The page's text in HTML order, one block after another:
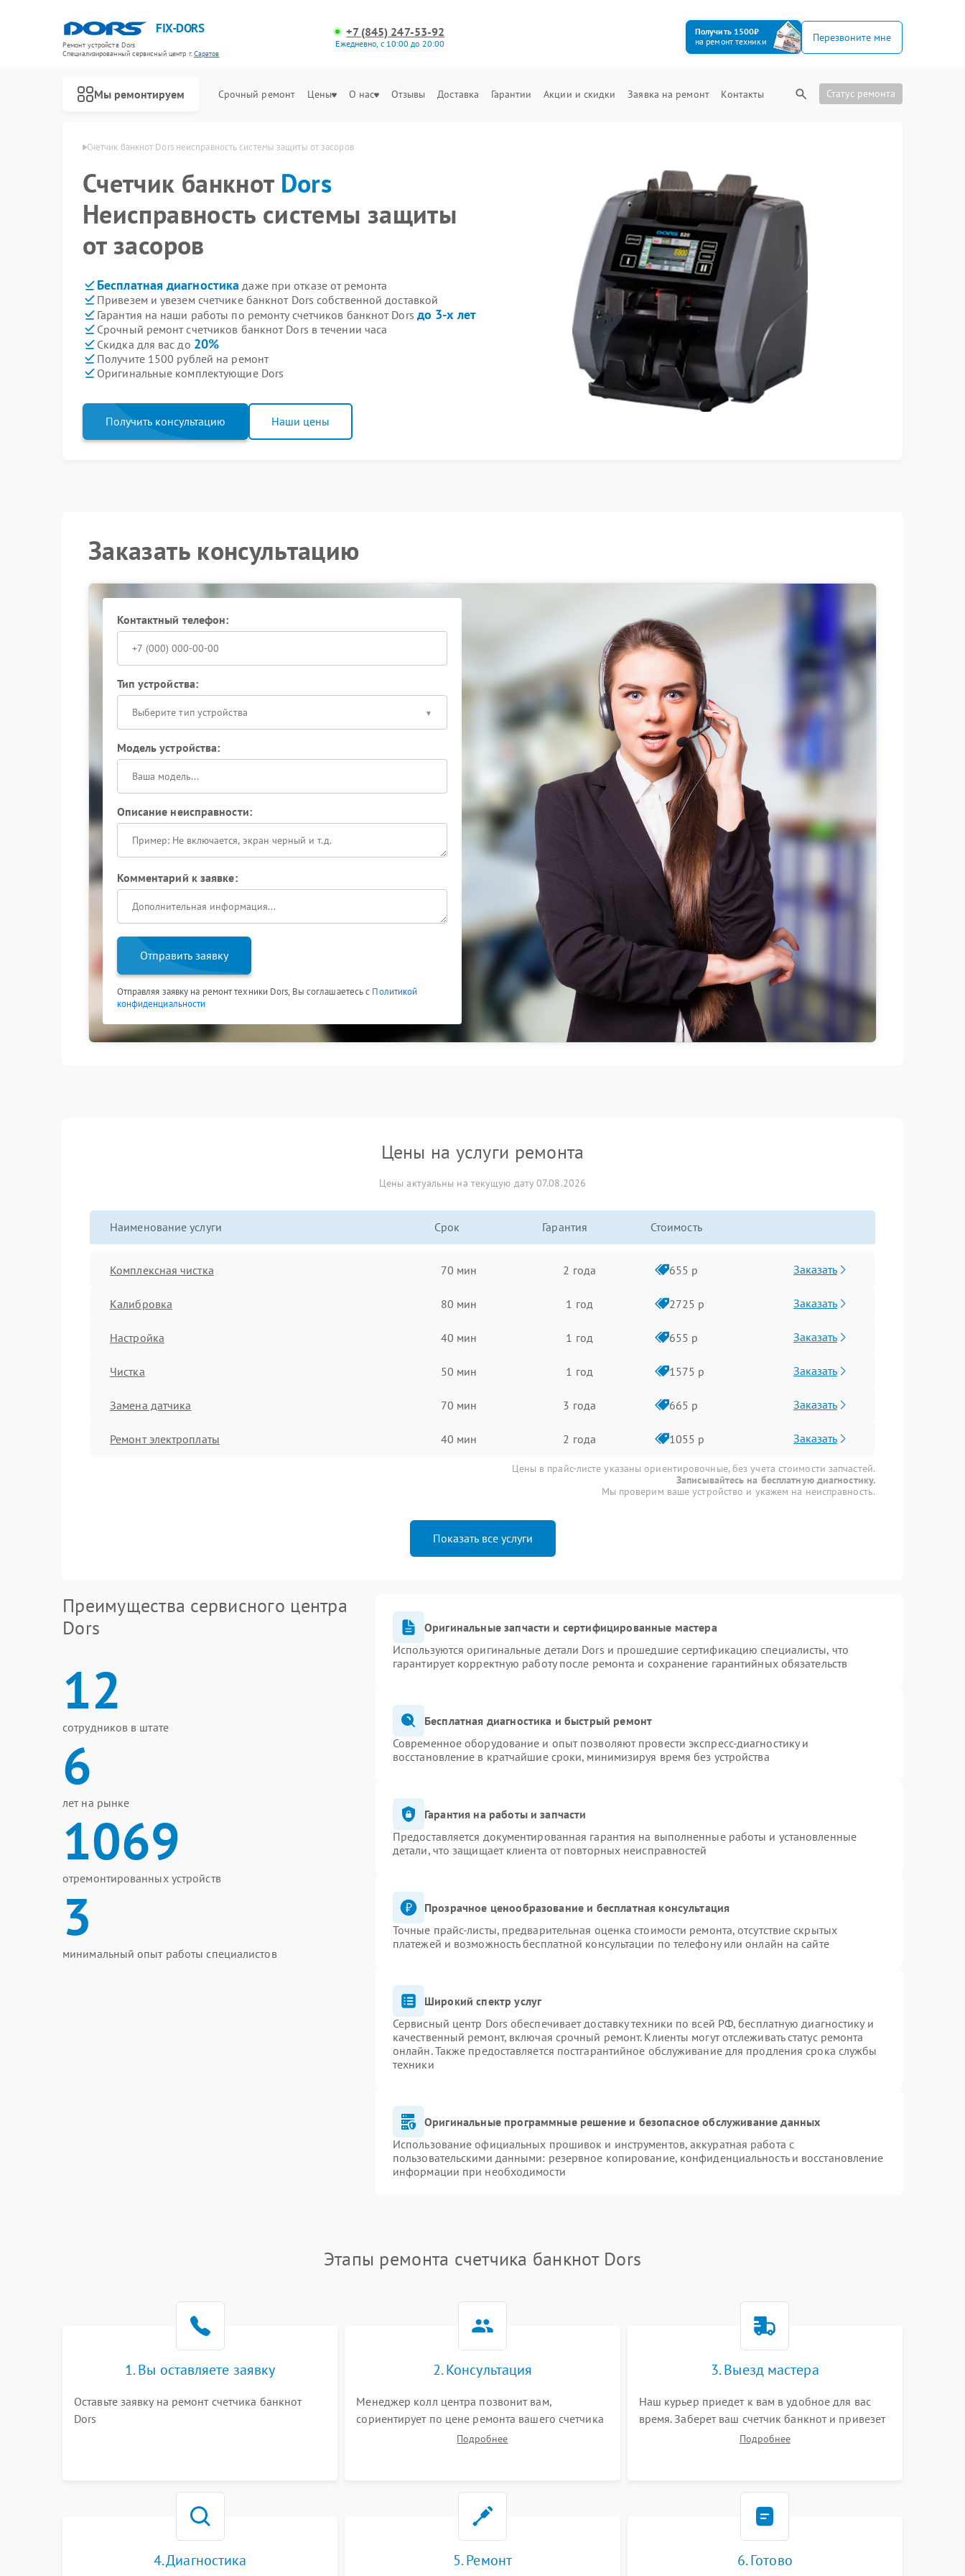
FIX-DORS
Ремонт устройств Dors
Специализированный cервисный центр г.Саратов
+7 (845) 247-53-92
Ежедневно, с 10:00 до 20:00
Получить 1500₽
на ремонт техники
Перезвоните мне
Мы ремонтируем Срочный ремонт Цены О нас Отзывы Доставка Гарантии Акции и скидки Заявка на ремонт Контакты Статус ремонта
Счетчик банкнот Dors неисправность системы защиты от засоров
Счетчик банкнот Dors
Неисправность системы защиты
от засоров
Бесплатная диагностика даже при отказе от ремонта
Привезем и увезем счетчике банкнот Dors собственной доставкой
Гарантия на наши работы по ремонту счетчиков банкнот Dors до 3-х лет
Срочный ремонт счетчиков банкнот Dors в течении часа
Скидка для вас до 20%
Получите 1500 рублей на ремонт
Оригинальные комплектующие Dors
Получить консультацию Наши цены
Заказать консультацию
Контактный телефон:
Тип устройства:
Выберите тип устройства
Модель устройства:
Описание неисправности:
Комментарий к заявке:
Отправить заявку
Отправляя заявку на ремонт техники Dors, Вы соглашаетесь с Политикой
конфиденциальности
Цены на услуги ремонта
Цены актуальны на текущую дату 07.08.2026
Наименование услуги Срок Гарантия Стоимость
Комплексная чистка 70 мин 2 года 655 р Заказать
Калибровка 80 мин 1 год 2725 р Заказать
Настройка 40 мин 1 год 655 р Заказать
Чистка 50 мин 1 год 1575 р Заказать
Замена датчика 70 мин 3 года 665 р Заказать
Ремонт электроплаты 40 мин 2 года 1055 р Заказать
Цены в прайс-листе указаны ориентировочные, без учета стоимости запчастей.
Записывайтесь на бесплатную диагностику.
Мы проверим ваше устройство и укажем на неисправность.
Показать все услуги
Преимущества сервисного центра
Dors
12
сотрудников в штате
6
лет на рынке
1069
отремонтированных устройств
3
минимальный опыт работы специалистов
Оригинальные запчасти и сертифицированные мастера
Используются оригинальные детали Dors и прошедшие сертификацию специалисты, что
гарантирует корректную работу после ремонта и сохранение гарантийных обязательств
Бесплатная диагностика и быстрый ремонт
Современное оборудование и опыт позволяют провести экспресс-диагностику и
восстановление в кратчайшие сроки, минимизируя время без устройства
Гарантия на работы и запчасти
Предоставляется документированная гарантия на выполненные работы и установленные
детали, что защищает клиента от повторных неисправностей
Прозрачное ценообразование и бесплатная консультация
Точные прайс-листы, предварительная оценка стоимости ремонта, отсутствие скрытых
платежей и возможность бесплатной консультации по телефону или онлайн на сайте
Широкий спектр услуг
Сервисный центр Dors обеспечивает доставку техники по всей РФ, бесплатную диагностику и
качественный ремонт, включая срочный ремонт. Клиенты могут отслеживать статус ремонта
онлайн. Также предоставляется постгарантийное обслуживание для продления срока службы
техники
Оригинальные программные решение и безопасное обслуживание данных
Использование официальных прошивок и инструментов, аккуратная работа с
пользовательскими данными: резервное копирование, конфиденциальность и восстановление
информации при необходимости
Этапы ремонта счетчика банкнот Dors
1. Вы оставляете заявку
Оставьте заявку на ремонт счетчика банкнот
Dors
2. Консультация
Менеджер колл центра позвонит вам,
сориентирует по цене ремонта вашего счетчика
банкнот а также ответит на все ваши вопросы.
Подробнее
3. Выезд мастера
Наш курьер приедет к вам в удобное для вас
время. Заберет ваш счетчик банкнот и привезет
на склад для диагностики.
Подробнее
4. Диагностика 5. Ремонт 6. Готово